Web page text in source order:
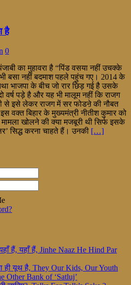
है
0
का मुहावरा है “पिंड वसया नहीं उचक्के
बसा नहीं बदमाश पहले पहुंच गए। 2014 के
भाजपा के बीच जो रार छिड़ गई है उसके
वर्ष पड़े है और यह भी मालूम नहीं कि राजग
से इसे लेकर राजग में सर फोडऩे की नौबत
वक्त बिहार के मुख्यमंत्री नीतीश कुमार को
मामला खोलने की क्या मजबूरी थी सिर्फ इसके
सिद्ध करना चाहते हैं। उनकी […]
हैं, यहाँ हैं, Jinhe Naaz He Hind Par
ही यूथ है, They Our Kids, Our Youth
Other Bank of ‘Satluj’